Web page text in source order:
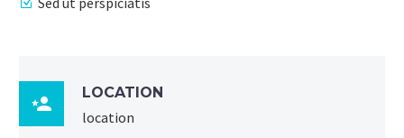

LOCATION
location